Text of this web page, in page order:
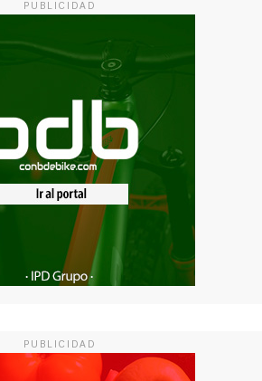
PUBLICIDAD
PUBLICIDAD